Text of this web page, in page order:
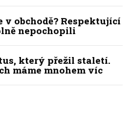
v obchodě? Respektující
nepochopili
který přežil staletí.
máme mnohem víc